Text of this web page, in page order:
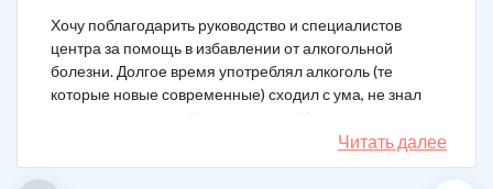
Хочу поблагодарить руководство и специалистов
центра за помощь в избавлении от алкогольной
болезни. Долгое время употреблял алкоголь (те
которые новые современные) сходил с ума, не знал
куда деться от своей зависимости. Искал тех кто
сможет мне помочь в интернете, позвонил, приехал.
На сегодняшний день не употребляю!
Читать далее